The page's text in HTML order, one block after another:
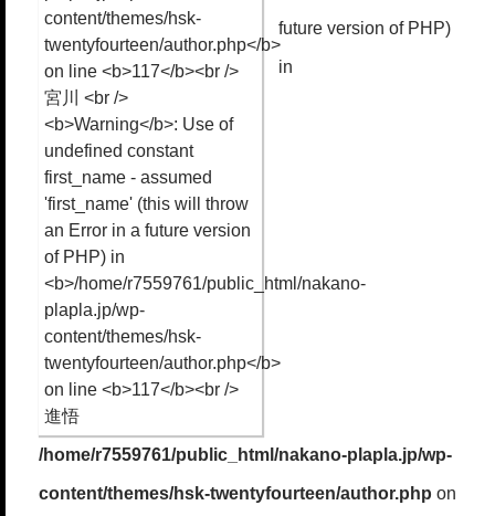
future version of PHP)
in
/home/r7559761/public_html/nakano-plapla.jp/wp-
content/themes/hsk-twentyfourteen/author.php on